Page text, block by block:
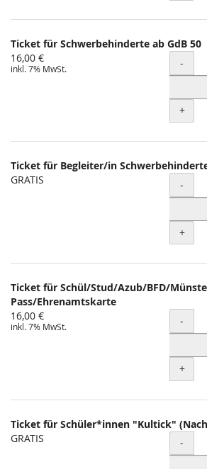
Ticket für Schwerbehinderte ab GdB 50
16,00 €
inkl. 7% MwSt. Menge
-
+
Ticket für Begleiter/in
GRATIS
Menge
-
+
Ticket für Schül/Stud/Azub/BFD/
Pass/Ehrenamtskarte
16,00 €
inkl. 7% MwSt. Menge
-
+
Ticket für Schüler*innen "Kultick"
GRATIS
Menge
-